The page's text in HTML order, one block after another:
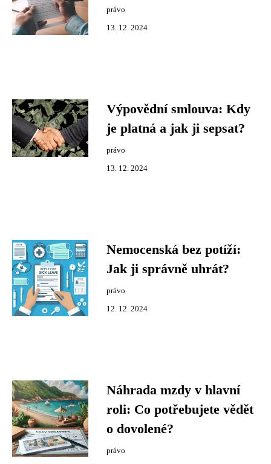
právo
13. 12. 2024
Výpovědní smlouva: Kdy
je platná a jak ji sepsat?
právo
13. 12. 2024
Nemocenská bez potíží:
Jak ji správně uhrát?
právo
12. 12. 2024
Náhrada mzdy v hlavní
roli: Co potřebujete vědět
o dovolené?
právo